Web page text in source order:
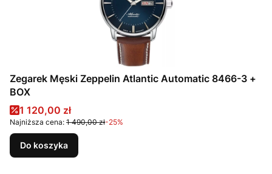
Zegarek Męski Zeppelin Atlantic Automatic 8466-3 +
BOX
Cena promocyjna
1 120,00 zł
Najniższa cena: 1 490,00 zł-25%
Do koszyka